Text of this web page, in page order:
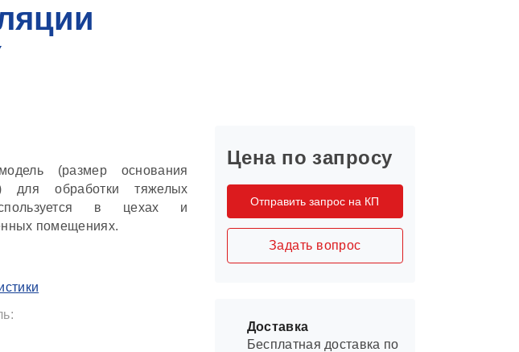
(размер основания
для обработки тяжелых
в цехах и
помещениях.
Цена по запросу
Отправить запрос на КП
Задать вопрос
Доставка
Бесплатная доставка по